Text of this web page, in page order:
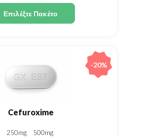
Επιλέξτε Πακέτο
Cefuroxime
250mg 500mg
-20%